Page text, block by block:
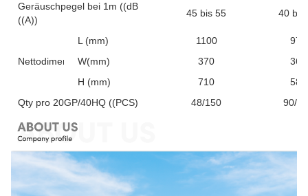
Geräuschpegel bei 1m ((dB
((A))
45 bis 55 40 bis
Nettodimension
L (mm) 1100
970
W(mm)
370
360
H (mm)
710
585
Qty pro 20GP/40HQ ((PCS)
48/150 90/